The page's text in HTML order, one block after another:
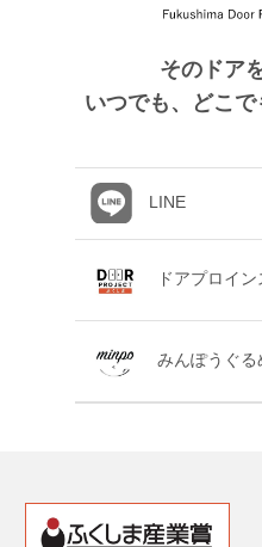
そのドア
いつでも、どこ
LINE
ドアプロイン
みんぽうぐる